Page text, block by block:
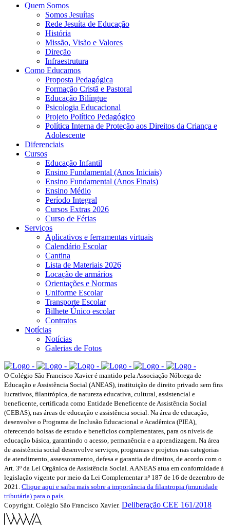
Quem Somos
Somos Jesuítas
Rede Jesuíta de Educação
História
Missão, Visão e Valores
Direção
Infraestrutura
Como Educamos
Proposta Pedagógica
Formação Cristã e Pastoral
Educação Bilíngue
Psicologia Educacional
Projeto Político Pedagógico
Política Interna de Proteção aos Direitos da Criança e
Adolescente
Diferenciais
Cursos
Educação Infantil
Ensino Fundamental (Anos Iniciais)
Ensino Fundamental (Anos Finais)
Ensino Médio
Período Integral
Cursos Extras 2026
Curso de Férias
Serviços
Aplicativos e ferramentas virtuais
Calendário Escolar
Cantina
Lista de Materiais 2026
Locação de armários
Orientações e Normas
Uniforme Escolar
Transporte Escolar
Bilhete Único escolar
Contratos
Notícias
Notícias
Galerias de Fotos
O Colégio São Francisco Xavier é mantido pela Associação Nóbrega de
Educação e Assistência Social (ANEAS), instituição de direito privado sem fins
lucrativos, filantrópica, de natureza educativa, cultural, assistencial e
beneficente, certificada como Entidade Beneficente de Assistência Social
(CEBAS), nas áreas de educação e assistência social. Na área de educação,
desenvolve o Programa de Inclusão Educacional e Acadêmica (PIEA),
oferecendo bolsas de estudo e benefícios complementares, para os níveis de
educação básica, garantindo o acesso, permanência e a aprendizagem. Na área
de assistência social desenvolve serviços, programas e projetos nas categorias
de atendimento, assessoramento, defesa e garantia de direitos, de acordo com o
Art. 3º da Lei Orgânica de Assistência Social. A ANEAS atua em conformidade à
legislação vigente por meio da Lei Complementar nº 187 de 16 de dezembro de
2021. Clique aqui e saiba mais sobre a importância da filantropia (imunidade
tributária) para o país.
Copyright. Colégio São Francisco Xavier. Deliberação CEE 161/2018